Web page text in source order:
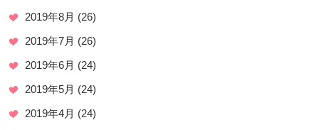
2019年8月 (26)
2019年7月 (26)
2019年6月 (24)
2019年5月 (24)
2019年4月 (24)